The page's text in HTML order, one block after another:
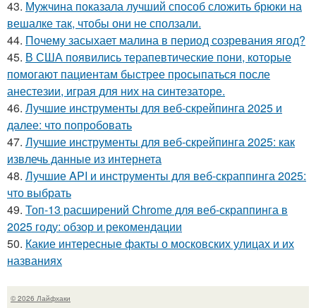
43. Мужчина показала лучший способ сложить брюки на
вешалке так, чтобы они не сползали.
44. Почему засыхает малина в период созревания ягод?
45. В США появились терапевтические пони, которые
помогают пациентам быстрее просыпаться после
анестезии, играя для них на синтезаторе.
46. Лучшие инструменты для веб-скрейпинга 2025 и
далее: что попробовать
47. Лучшие инструменты для веб-скрейпинга 2025: как
извлечь данные из интернета
48. Лучшие API и инструменты для веб-скраппинга 2025:
что выбрать
49. Топ-13 расширений Chrome для веб-скраппинга в
2025 году: обзор и рекомендации
50. Какие интересные факты о московских улицах и их
названиях
© 2026 Лайфхаки